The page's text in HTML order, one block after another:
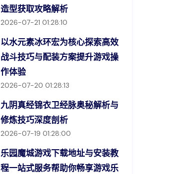
造型获取攻略解析
2026-07-21 01:28:10
以水元素冰环宏为核心探索高效
战斗技巧与配装方案提升游戏操
作体验
2026-07-20 01:28:13
九阴真经锦衣卫经脉奥秘解析与
修炼技巧深度剖析
2026-07-19 01:28:00
乐园魔城游戏下载地址与安装教
程一站式服务帮助你畅享游戏乐